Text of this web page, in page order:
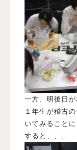
一方、明後日
１年生が稽古
いてみることに
すると、、、